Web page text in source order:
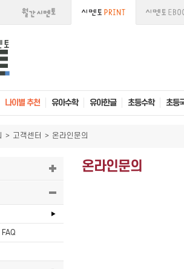
나이별 추천 유아수학 유아한글 초등수학 초등
> 고객센터 > 온라인문의
온라인문의